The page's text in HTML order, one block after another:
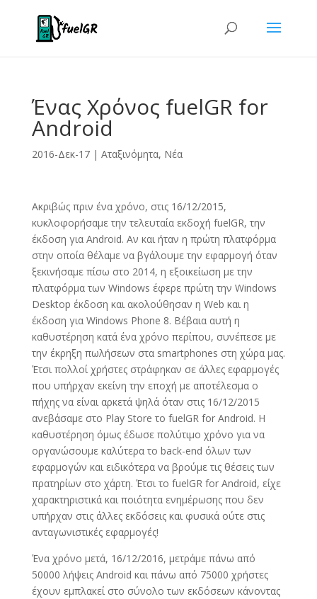
Ένας Χρόνος fuelGR for
Android
2016-Δεκ-17| Aταξινόμητα, Νέα
Ακριβώς πριν ένα χρόνο, στις 16/12/2015,
κυκλοφορήσαμε την τελευταία εκδοχή fuelGR, την
έκδοση για Android. Αν και ήταν η πρώτη πλατφόρμα
στην οποία θέλαμε να βγάλουμε την εφαρμογή όταν
ξεκινήσαμε πίσω στο 2014, η εξοικείωση με την
πλατφόρμα των Windows έφερε πρώτη την Windows
Desktop έκδοση και ακολούθησαν η Web και η
έκδοση για Windows Phone 8. Βέβαια αυτή η
καθυστέρηση κατά ένα χρόνο περίπου, συνέπεσε με
την έκρηξη πωλήσεων στα smartphones στη χώρα μας.
Έτσι πολλοί χρήστες στράφηκαν σε άλλες εφαρμογές
που υπήρχαν εκείνη την εποχή με αποτέλεσμα ο
πήχης να είναι αρκετά ψηλά όταν στις 16/12/2015
ανεβάσαμε στο Play Store το fuelGR for Android. Η
καθυστέρηση όμως έδωσε πολύτιμο χρόνο για να
οργανώσουμε καλύτερα το back-end όλων των
εφαρμογών και ειδικότερα να βρούμε τις θέσεις των
πρατηρίων στο χάρτη. Έτσι το fuelGR for Android, είχε
χαρακτηριστικά και ποιότητα ενημέρωσης που δεν
υπήρχαν στις άλλες εκδόσεις και φυσικά ούτε στις
ανταγωνιστικές εφαρμογές!
Ένα χρόνο μετά, 16/12/2016, μετράμε πάνω από
50000 λήψεις Android και πάνω από 75000 χρήστες
έχουν εμπλακεί στο σύνολο των εκδόσεων κάνοντας